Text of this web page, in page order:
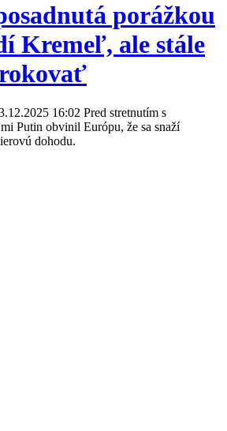
porážkou
Kremeľ, ale stále
16:02 Pred stretnutím s
Putin obvinil Európu, že sa snaží
dohodu.